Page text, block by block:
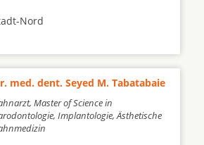
Nord
med. dent. Seyed M. Tabatabaie
Master of Science in
Implantologie, Ästhetische